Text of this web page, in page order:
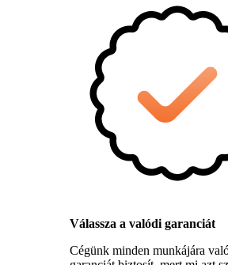
Válassza a valódi garanciát
Cégünk minden munkájára